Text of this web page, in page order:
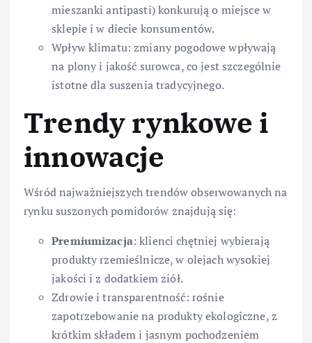
mieszanki antipasti) konkurują o miejsce w
sklepie i w diecie konsumentów.
Wpływ klimatu: zmiany pogodowe wpływają
na plony i jakość surowca, co jest szczególnie
istotne dla suszenia tradycyjnego.
Trendy rynkowe i
innowacje
Wśród najważniejszych trendów obserwowanych na
rynku suszonych pomidorów znajdują się:
Premiumizacja: klienci chętniej wybierają
produkty rzemieślnicze, w olejach wysokiej
jakości i z dodatkiem ziół.
Zdrowie i transparentność: rośnie
zapotrzebowanie na produkty ekologiczne, z
krótkim składem i jasnym pochodzeniem